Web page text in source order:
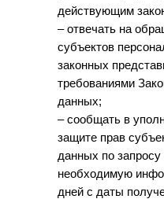
действующим
– отвечать на
субъектов
законных
требованиями
данных;
– сообщать в
защите прав
данных по запросу
необходимую
дней с даты